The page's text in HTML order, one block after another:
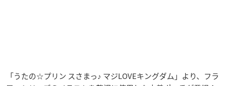
「うたの☆プリン スさまっ♪ マジLOVEキングダム」より、フラ